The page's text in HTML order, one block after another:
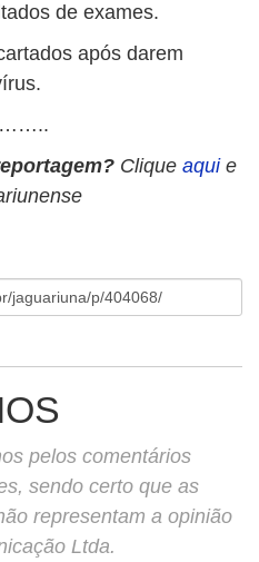
de exames.
após darem
Clique aqui e
pelos comentários
sendo certo que as
representam a opinião
Ltda.